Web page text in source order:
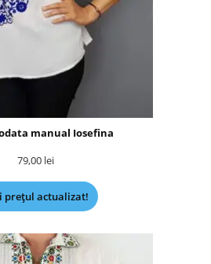
manual Iosefina
79,00 lei
prețul actualizat!